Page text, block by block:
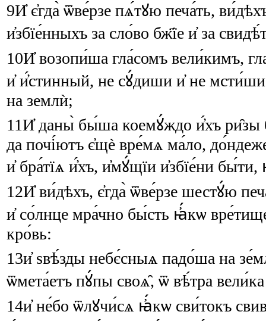
9И҆ є҆гда̀ ѿве́рзе пѧ́тꙋю печа́ть,
и҆збїе́нныхъ за сло́во бж҃їе и҆ за
10И҆ возопи́ша гла́сомъ вели́кимъ,
и҆ и҆́стинный, не сꙋ́диши и҆ не мсти́ши
на землѝ;
11И҆ даны̀ бы́ша коемꙋ́ждо и҆́хъ ри̑зы
да почі́ютъ є҆щѐ вре́мѧ ма́ло,
и҆ бра́тїѧ и҆́хъ, и҆мꙋ́щїи и҆збїе́ни бы́ти,
12И҆ ви́дѣхъ, є҆гда̀ ѿве́рзе шестꙋ́ю
и҆ со́лнце мра́чно бы́сть ꙗ҆́кѡ
кро́вь:
13и҆ ѕвѣ́зды небє́сныѧ падо́ша на
ѿмета́етъ пꙋ́пы своѧ̑, ѿ вѣ́тра вели́ка
14и҆ не́бо ѿлꙋчи́сѧ ꙗ҆́кѡ сви́токъ